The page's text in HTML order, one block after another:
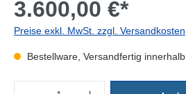
3.600,00 €*
Preise exkl. MwSt. zzgl. Versandkosten
Bestellware, Versandfertig